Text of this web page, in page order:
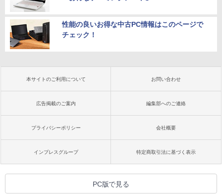
性能の良いお得な中古PC情報はこのページで
チェック！
本サイトのご利用について お問い合わせ
広告掲載のご案内 編集部へのご連絡
プライバシーポリシー 会社概要
インプレスグループ 特定商取引法に基づく表示
PC版で見る